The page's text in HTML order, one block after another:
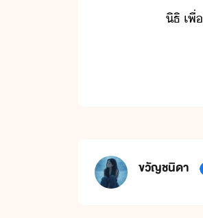
ิธิ​ ​เพื่
ขวัญชนิดา